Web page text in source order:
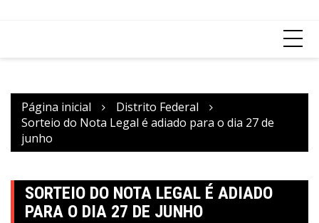
Página inicial
Distrito Federal
Sorteio do Nota Legal é adiado para o dia 27 de
junho
SORTEIO DO NOTA LEGAL É ADIADO
PARA O DIA 27 DE JUNHO